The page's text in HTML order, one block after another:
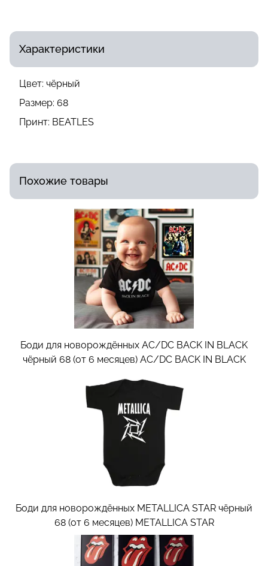
Характеристики
Цвет: чёрный
Размер: 68
Принт: BEATLES
Похожие товары
Боди для новорождённых AC/DC BACK IN BLACK
чёрный 68 (от 6 месяцев) AC/DC BACK IN BLACK
Боди для новорождённых METALLICA STAR чёрный
68 (от 6 месяцев) METALLICA STAR